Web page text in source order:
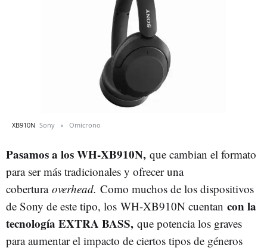
XB910N Sony Omicrono
Pasamos a los WH-XB910N, que cambian el formato
para ser más tradicionales y ofrecer una
cobertura overhead. Como muchos de los dispositivos
de Sony de este tipo, los WH-XB910N cuentan con la
tecnología EXTRA BASS, que potencia los graves
para aumentar el impacto de ciertos tipos de géneros